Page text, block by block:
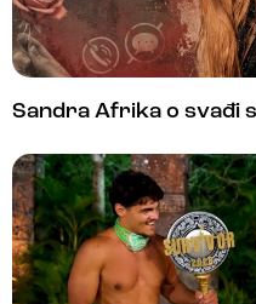
Sandra Afrika o svađi